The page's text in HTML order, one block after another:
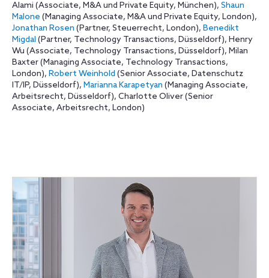
Alami (Associate, M&A und Private Equity, München), Shaun
Malone (Managing Associate, M&A und Private Equity, London),
Jonathan Rosen (Partner, Steuerrecht, London), Benedikt
Migdal (Partner, Technology Transactions, Düsseldorf), Henry
Wu (Associate, Technology Transactions, Düsseldorf), Milan
Baxter (Managing Associate, Technology Transactions,
London), Robert Weinhold (Senior Associate, Datenschutz
IT/IP, Düsseldorf), Marianna Karapetyan (Managing Associate,
Arbeitsrecht, Düsseldorf), Charlotte Oliver (Senior
Associate, Arbeitsrecht, London)